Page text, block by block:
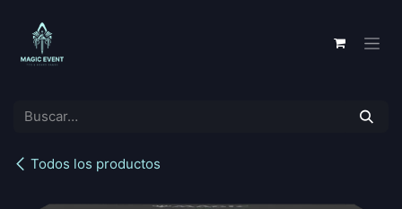
Todos los productos